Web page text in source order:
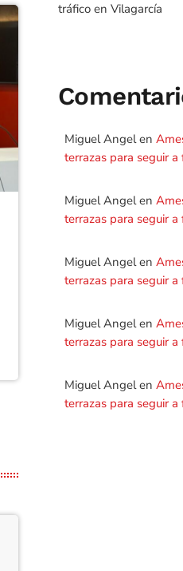
tráfico en Vilagarcía
Miguel Angelen
terrazas para seguir
Miguel Angelen
terrazas para seguir
Miguel Angelen
terrazas para seguir
Miguel Angelen
terrazas para seguir
Miguel Angelen
terrazas para seguir